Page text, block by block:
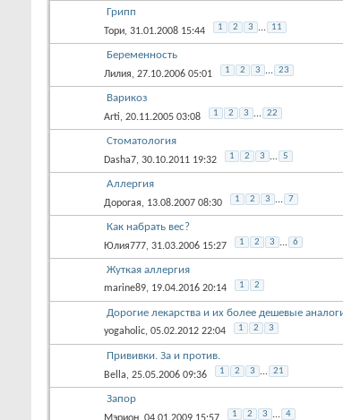
Грипп
Тори, 31.01.2008 15:44 1 2 3 ... 11
Беременность
Лилия, 27.10.2006 05:01 1 2 3 ... 23
Варикоз
Arti, 20.11.2005 03:08 1 2 3 ... 22
Стоматология
Dasha7, 30.10.2011 19:32 1 2 3 ... 5
Аллергия
Дорогая, 13.08.2007 08:30 1 2 3 ... 7
Как набрать вес?
Юлия777, 31.03.2006 15:27 1 2 3 ... 6
Жуткая аллергия
marine89, 19.04.2016 20:14 1 2
Дорогие лекарства и их более дешевые
yogaholic, 05.02.2012 22:04 1 2 3
Прививки. За и против.
Bella, 25.05.2006 09:36 1 2 3 ... 21
Запор
1 2 3 ... 4